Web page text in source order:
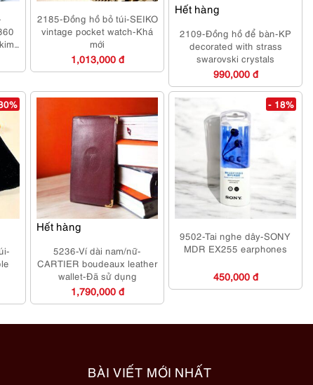
2185-Đồng hồ bỏ túi-SEIKO
vintage pocket watch-Khá
mới
1,013,000 đ
Hết hàng
2109-Đồng hồ để bàn-KP
decorated with strass
swarovski crystals
990,000 đ
Hết hàng
5236-Ví dài nam/nữ-
CARTIER boudeaux leather
wallet-Đã sử dụng
1,790,000 đ
- 18%
9502-Tai nghe dây-SONY
MDR EX255 earphones
450,000 đ
BÀI VIẾT MỚI NHẤT